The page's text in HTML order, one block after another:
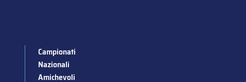
Campionati
Nazionali
Amichevoli